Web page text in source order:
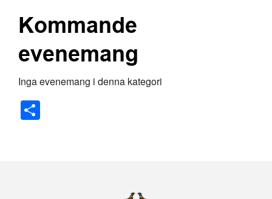
Kommande
evenemang
Inga evenemang i denna kategori